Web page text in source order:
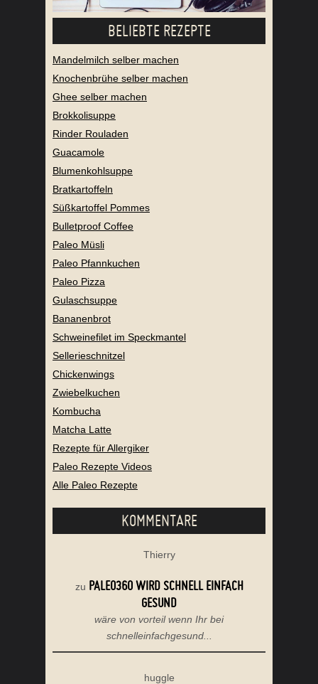
BELIEBTE REZEPTE
Mandelmilch selber machen
Knochenbrühe selber machen
Ghee selber machen
Brokkolisuppe
Rinder Rouladen
Guacamole
Blumenkohlsuppe
Bratkartoffeln
Süßkartoffel Pommes
Bulletproof Coffee
Paleo Müsli
Paleo Pfannkuchen
Paleo Pizza
Gulaschsuppe
Bananenbrot
Schweinefilet im Speckmantel
Sellerieschnitzel
Chickenwings
Zwiebelkuchen
Kombucha
Matcha Latte
Rezepte für Allergiker
Paleo Rezepte Videos
Alle Paleo Rezepte
KOMMENTARE
Thierry
zu PALEO360 WIRD SCHNELL EINFACH
GESUND
wäre von vorteil wenn Ihr bei
schnelleinfachgesund...
huggle